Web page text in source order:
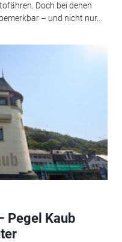
Doch bei denen
– und nicht nur...
Pegel Kaub